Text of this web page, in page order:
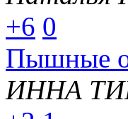
+6 0
Пышные
ИННА